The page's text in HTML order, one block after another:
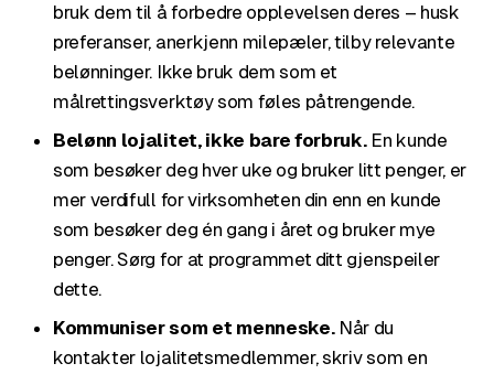
bruk dem til å forbedre opplevelsen deres – husk
preferanser, anerkjenn milepæler, tilby relevante
belønninger. Ikke bruk dem som et
målrettingsverktøy som føles påtrengende.
Belønn lojalitet, ikke bare forbruk.En kunde
som besøker deg hver uke og bruker litt penger, er
mer verdifull for virksomheten din enn en kunde
som besøker deg én gang i året og bruker mye
penger. Sørg for at programmet ditt gjenspeiler
dette.
Kommuniser som et menneske.Når du
kontakter lojalitetsmedlemmer, skriv som en